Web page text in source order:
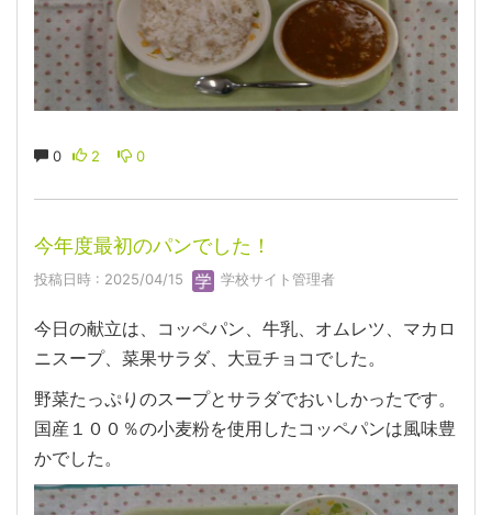
0 2 0
今年度最初のパンでした！
投稿日時 : 2025/04/15 学校サイト管理者
今日の献立は、コッペパン、牛乳、オムレツ、マカロ
ニスープ、菜果サラダ、大豆チョコでした。
野菜たっぷりのスープとサラダでおいしかったです。
国産１００％の小麦粉を使用したコッペパンは風味豊
かでした。